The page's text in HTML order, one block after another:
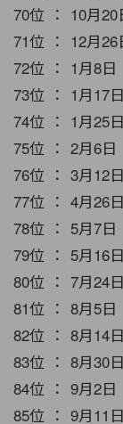
70位 ： 10月
71位 ： 12月
72位 ： 1月8
73位 ： 1月17
74位 ： 1月25
75位 ： 2月6
76位 ： 3月12
77位 ： 4月26
78位 ： 5月7
79位 ： 5月16
80位 ： 7月24
81位 ： 8月5
82位 ： 8月14
83位 ： 8月30
84位 ： 9月2
85位 ： 9月11